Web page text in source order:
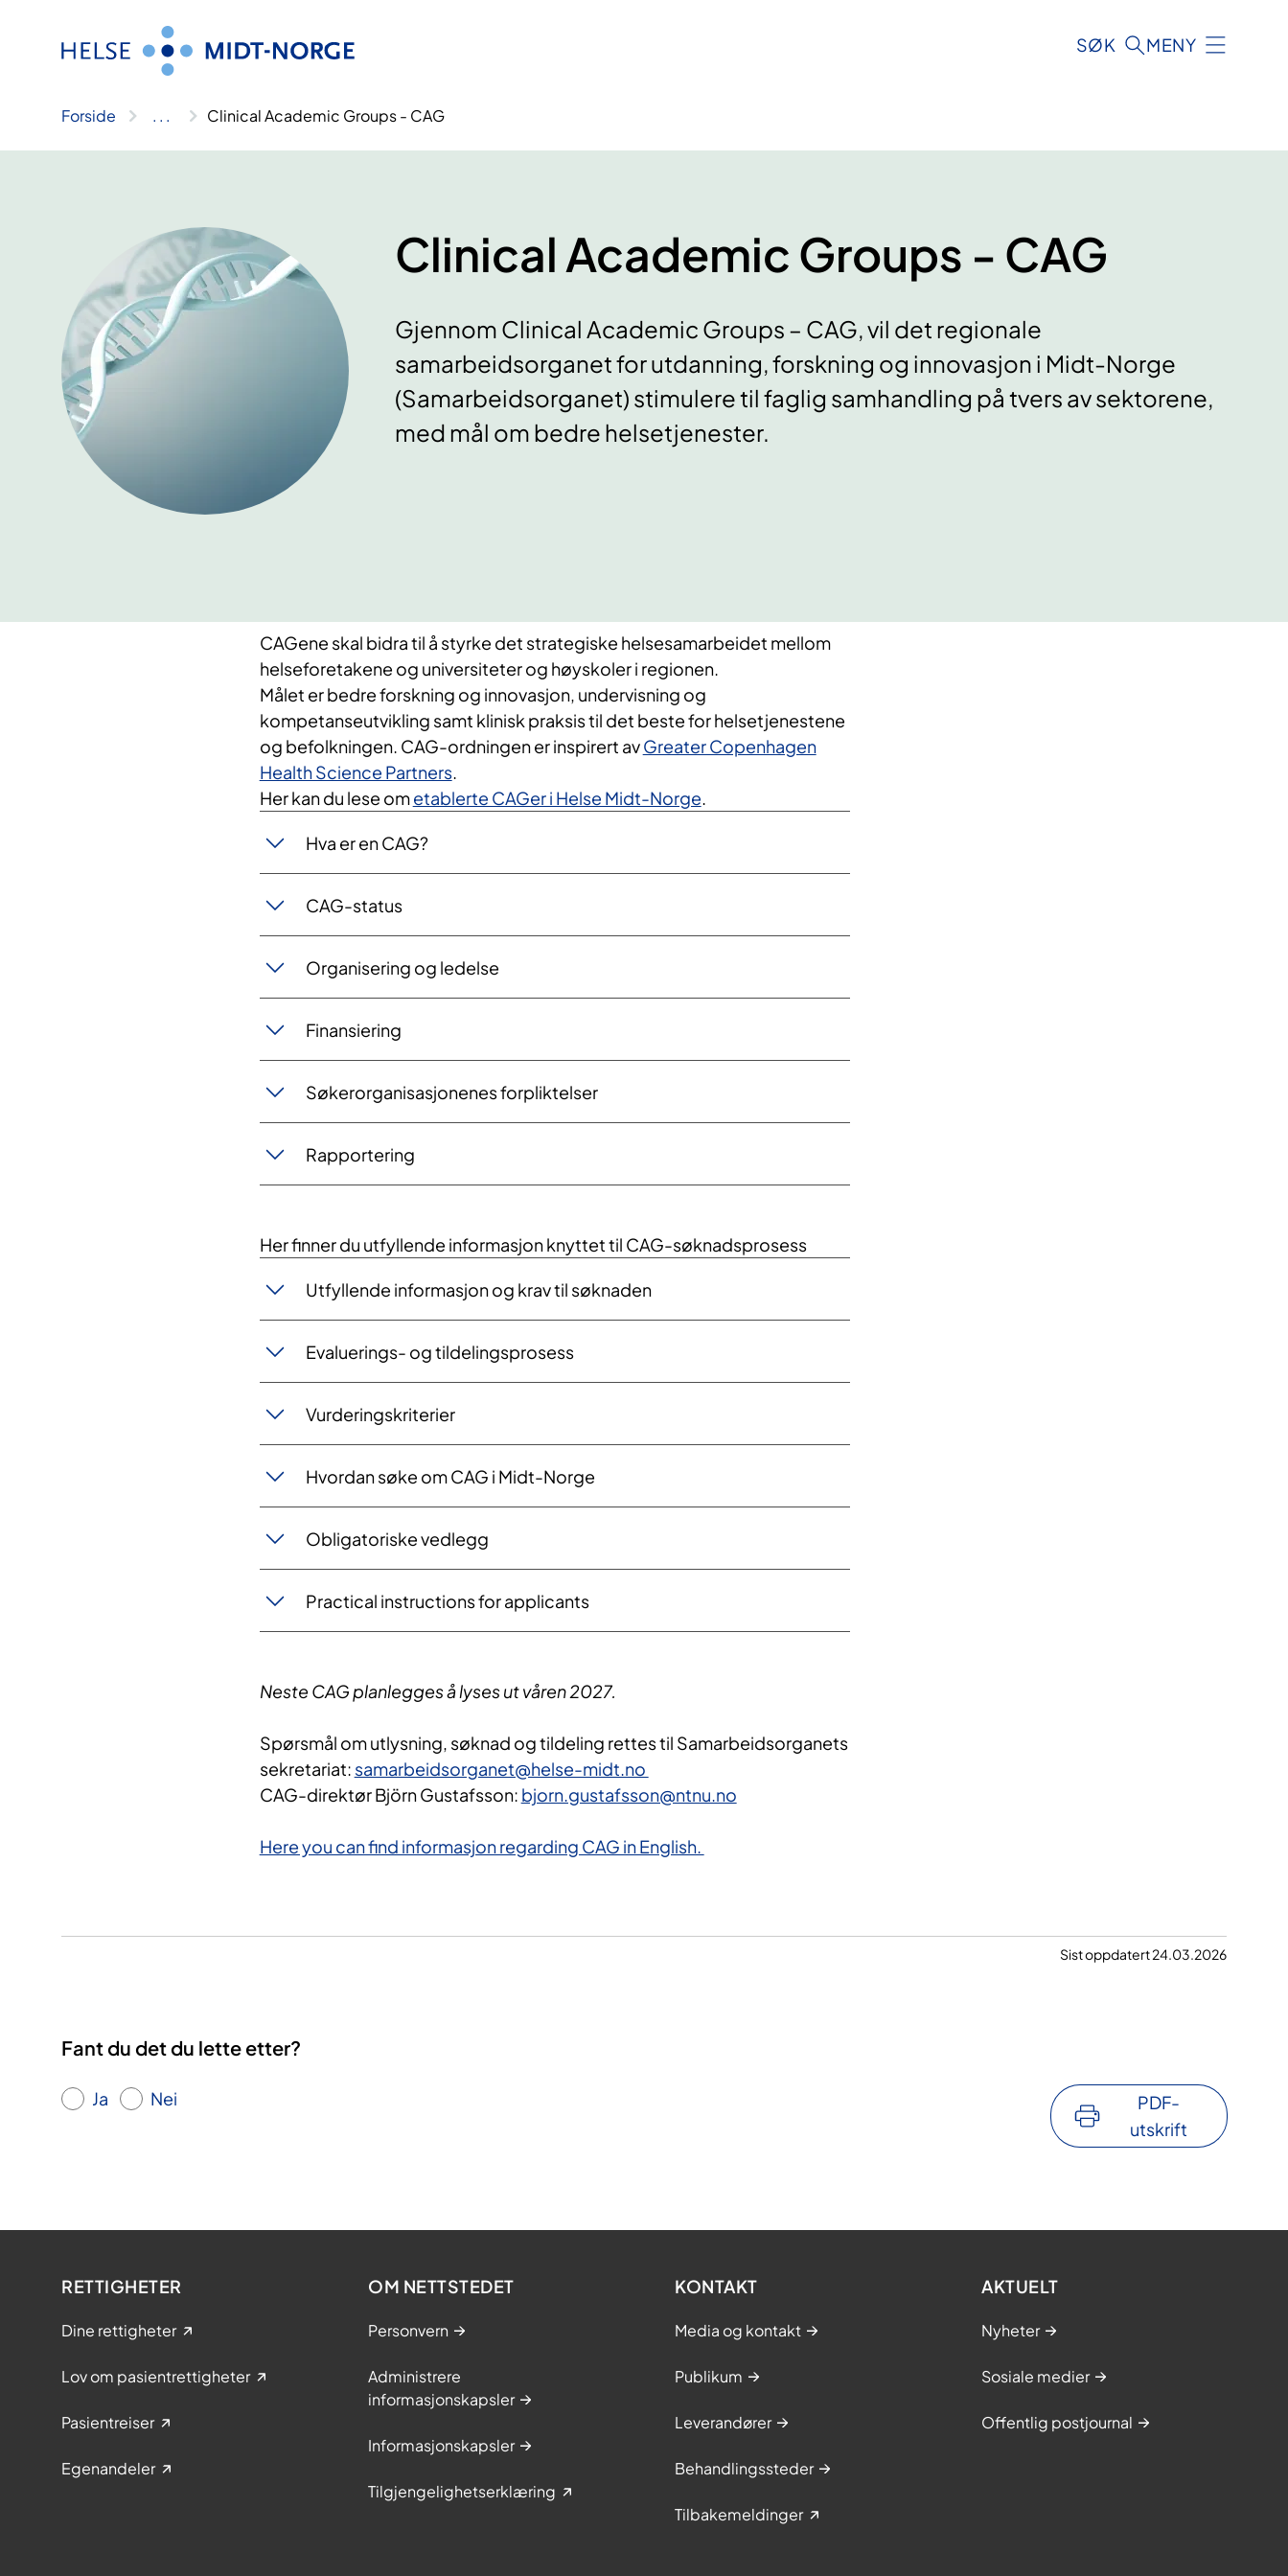
SØK MENY
Forside .. . Clinical Academic Groups - CAG
Clinical Academic Groups - CAG
Gjennom Clinical Academic Groups – CAG, vil det regionale
samarbeidsorganet for utdanning, forskning og innovasjon i Midt-Norge
(Samarbeidsorganet) stimulere til faglig samhandling på tvers av sektorene,
med mål om bedre helsetjenester.
CAGene skal bidra til å styrke det strategiske helsesamarbeidet mellom
helseforetakene og universiteter og høyskoler i regionen.
Målet er bedre forskning og innovasjon, undervisning og
kompetanseutvikling samt klinisk praksis til det beste for helsetjenestene
og befolkningen. CAG-ordningen er inspirert avGreater Copenhagen
Health Science Partners.
Her kan du lese ometablerte CAGer i Helse Midt-Norge.
Hva er en CAG?
CAG-status
Organisering og ledelse
Finansiering
Søkerorganisasjonenes forpliktelser
Rapportering
Her finner du utfyllende informasjon knyttet til CAG-søknadsprosess
Utfyllende informasjon og krav til søknaden
Evaluerings- og tildelingsprosess
Vurderingskriterier
Hvordan søke om CAG i Midt-Norge
Obligatoriske vedlegg
Practical instructions for applicants
Neste CAG planlegges å lyses ut våren 2027.
Spørsmål om utlysning, søknad og tildeling rettes til Samarbeidsorganets
sekretariat: samarbeidsorganet@helse-midt.no
CAG-direktør Björn Gustafsson: bjorn.gustafsson@ntnu.no
Here you can find informasjon regarding CAG in English.
Sist oppdatert 24.03.2026
Fant du det du lette etter?
Ja Nei
PDF-
utskrift
RETTIGHETER
Dine rettigheter
Lov om pasientrettigheter
Pasientreiser
Egenandeler
OM NETTSTEDET
Personvern
Administrere
informasjonskapsler
Informasjonskapsler
Tilgjengelighetserklæring
KONTAKT
Media og kontakt
Publikum
Leverandører
Behandlingssteder
Tilbakemeldinger
AKTUELT
Nyheter
Sosiale medier
Offentlig postjournal